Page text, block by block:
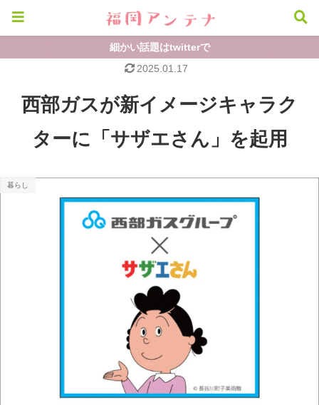
細かい話題はtwitterで
西部ガスが新イメージキャラク
ターに「サザエさん」を起用
暮らし
2025.01.17